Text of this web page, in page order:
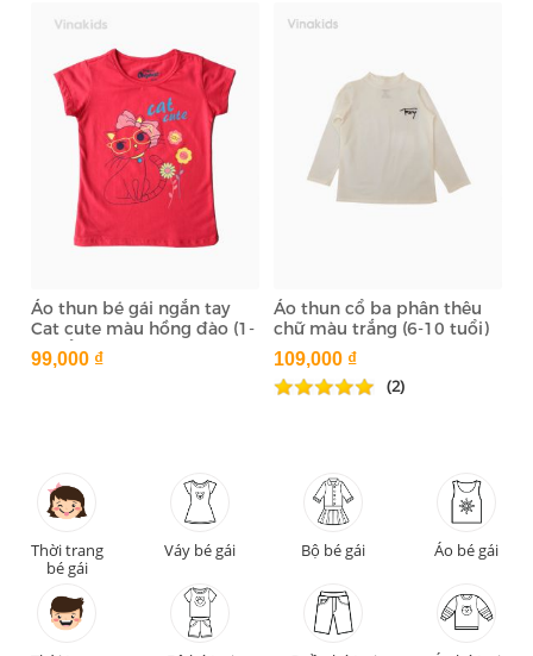
Áo thun bé gái ngắn tay
Cat cute màu hồng đào (1-
6 tuổi)
99,000 ₫
Áo thun cổ ba phân thêu
chữ màu trắng (6-10 tuổi)
109,000 ₫
(2)
Thời trang
bé gái
Váy bé gái Bộ bé gái Áo bé gái